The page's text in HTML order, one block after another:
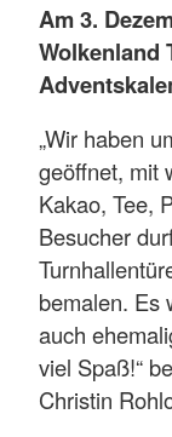
Am 3.
Wolkenland
„Wir haben
geöffnet, mit
Kakao, Tee,
Besucher
bemalen. Es
auch
viel Spaß!“
Christin